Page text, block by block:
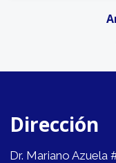
Dirección
Dr. Mariano Azuela